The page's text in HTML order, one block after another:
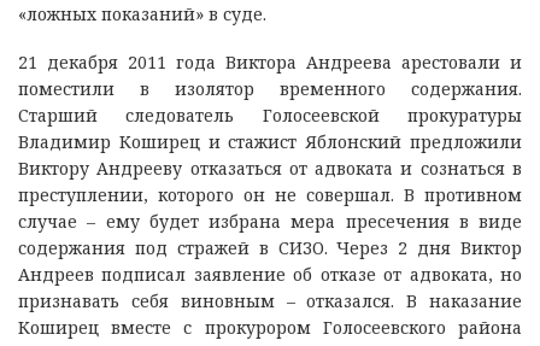
«ложных показаний» в суде.
21 декабря 2011 года Виктора Андреева арестовали и
поместили в изолятор временного содержания.
Старший следователь Голосеевской прокуратуры
Владимир Коширец и стажист Яблонский предложили
Виктору Андрееву отказаться от адвоката и сознаться в
преступлении, которого он не совершал. В противном
случае – ему будет избрана мера пресечения в виде
содержания под стражей в СИЗО. Через 2 дня Виктор
Андреев подписал заявление об отказе от адвоката, но
признавать себя виновным – отказался. В наказание
Коширец вместе с прокурором Голосеевского района